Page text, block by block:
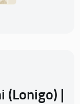
(Lonigo) |